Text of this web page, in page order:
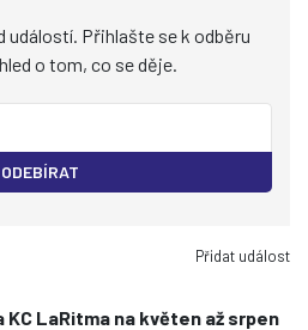
událostí. Přihlašte se k odběru
o tom, co se děje.
ODEBÍRAT
Přidat událost
KC LaRitma na květen až srpen